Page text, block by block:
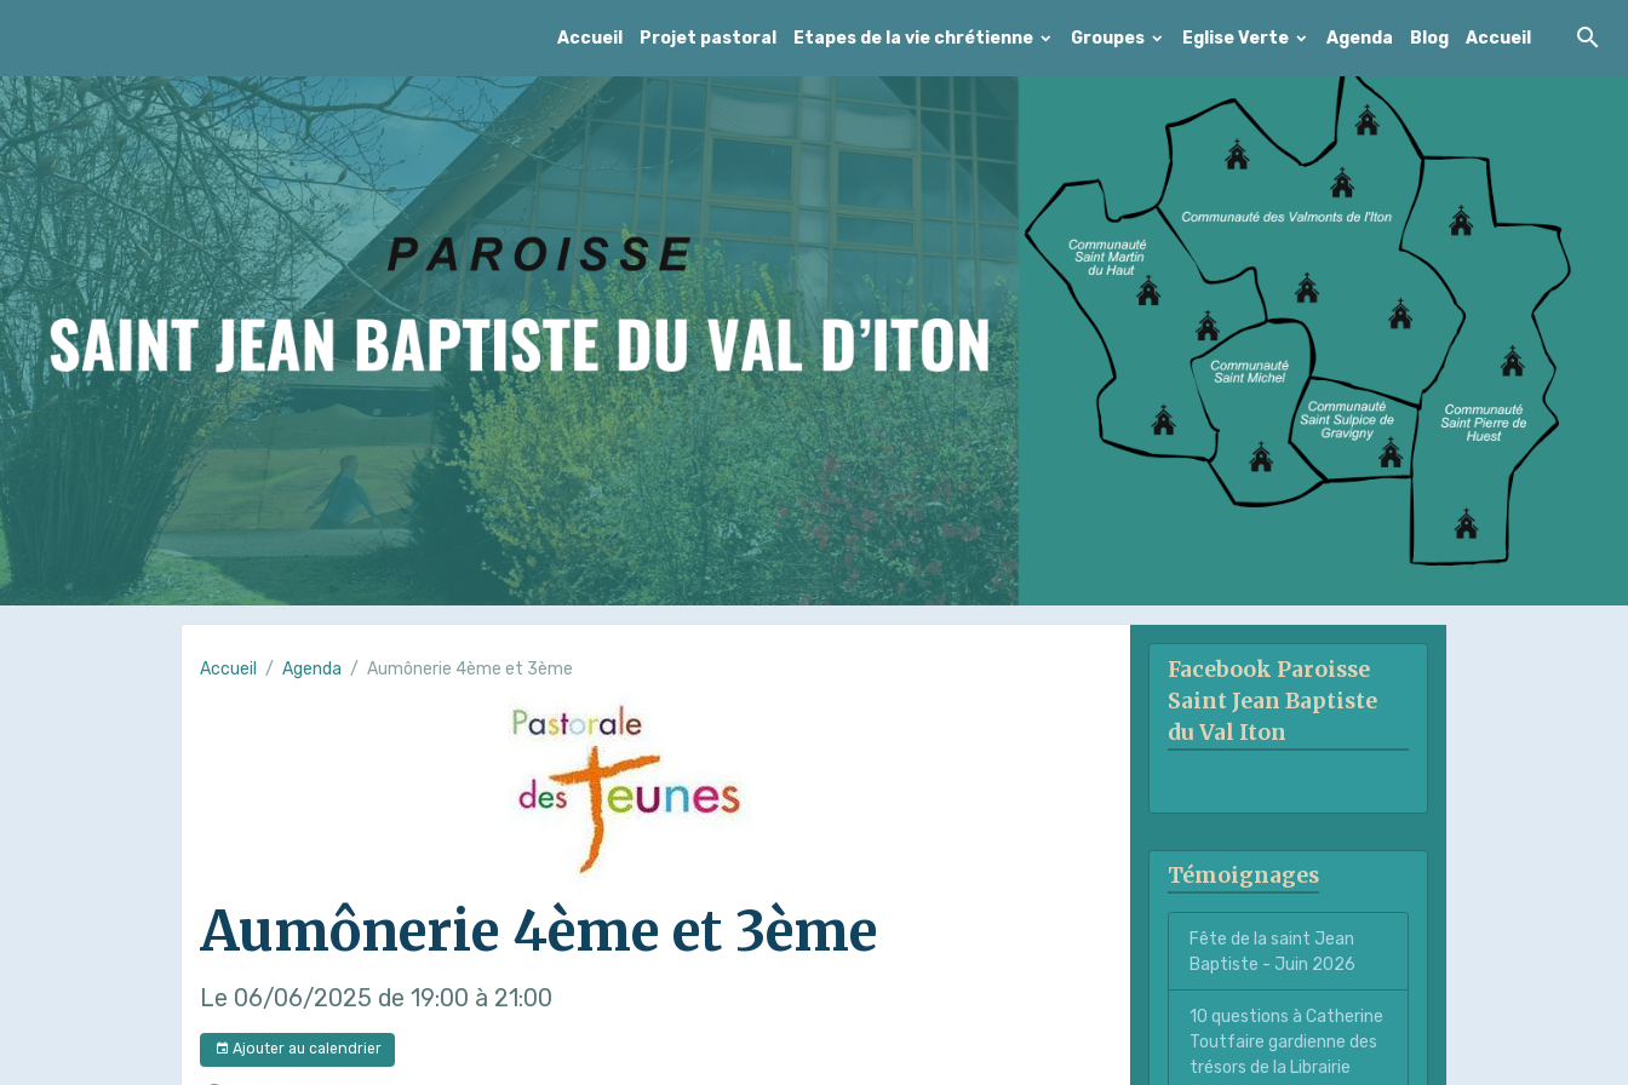
Accueil Projet pastoral Etapes de la vie chrétienne Groupes Eglise Verte Agenda Blog Accueil
Accueil Agenda Aumônerie 4ème et 3ème
Aumônerie 4ème et 3ème
Le 06/06/2025 de 19:00 à 21:00
Ajouter au calendrier
Facebook Paroisse
Saint Jean Baptiste
du Val Iton
Témoignages
Fête de la saint Jean
Baptiste - Juin 2026
10 questions à Catherine
Toutfaire gardienne des
trésors de la Librairie